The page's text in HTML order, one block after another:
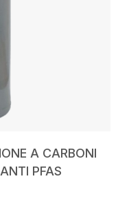
A CARBONI
PFAS